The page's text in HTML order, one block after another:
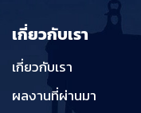
เกี่ยวกับเรา
เกี่ยวกับเรา
ผลงานที่ผ่านมา